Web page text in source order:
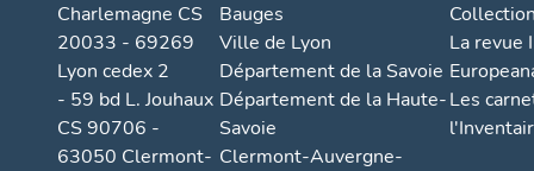
Charlemagne CS
20033 - 69269
Lyon cedex 2
- 59 bd L. Jouhaux
CS 90706 -
63050 Clermont-
Bauges
Ville de Lyon
Département de la Savoie
Département de la Haute-
Savoie
Clermont-Auvergne-
La revue
Les